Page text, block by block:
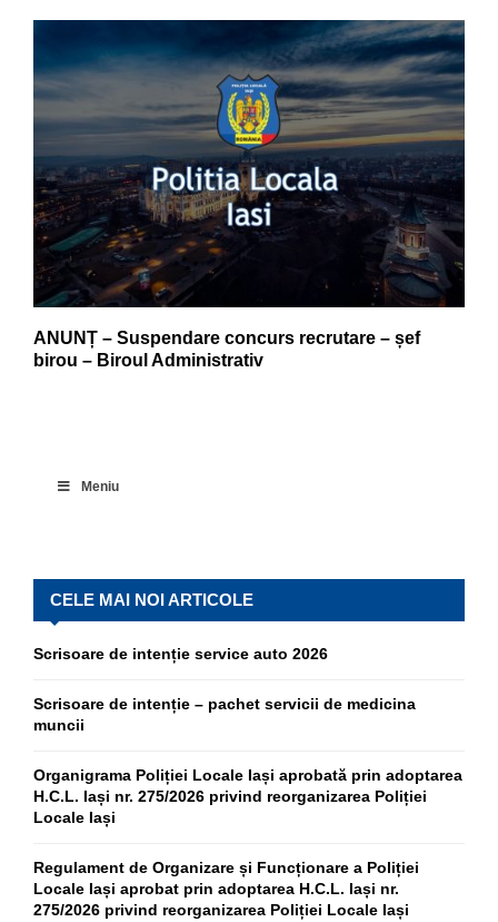
ANUNȚ – Suspendare concurs recrutare – șef
birou – Biroul Administrativ
Meniu
CELE MAI NOI ARTICOLE
Scrisoare de intenție service auto 2026
Scrisoare de intenție – pachet servicii de medicina
muncii
Organigrama Poliției Locale Iași aprobată prin adoptarea
H.C.L. Iași nr. 275/2026 privind reorganizarea Poliției
Locale Iași
Regulament de Organizare și Funcționare a Poliției
Locale Iași aprobat prin adoptarea H.C.L. Iași nr.
275/2026 privind reorganizarea Poliției Locale Iași